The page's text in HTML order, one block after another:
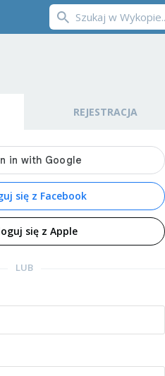
REJESTRACJA
się z Facebook
się z Apple
LUB